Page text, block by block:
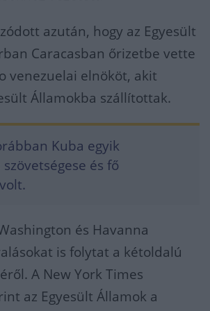
azután, hogy az Egyesült
Caracasban őrizetbe vette
venezuelai elnököt, akit
Államokba szállítottak.
Kuba egyik
és fő
és Havanna
is folytat a kétoldalú
A New York Times
az Egyesült Államok a